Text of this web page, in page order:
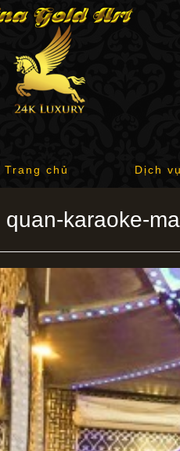
Trang chủ Dịch vụ
quan-karaoke-